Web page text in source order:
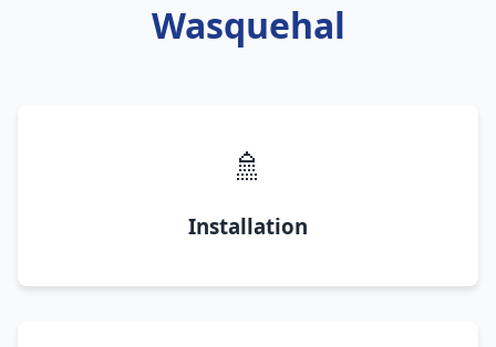
Wasquehal
🚿
Installation